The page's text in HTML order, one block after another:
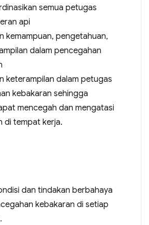
semua petugas
api
kemampuan, pengetahuan,
dalam pencegahan
keterampilan dalam petugas
kebakaran sehingga
mencegah dan mengatasi
di tempat kerja.
dan tindakan berbahaya
kebakaran di setiap